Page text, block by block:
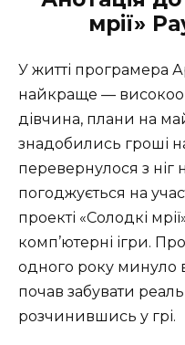
мрії»
У житті програмера
найкраще —
дівчина, плани на
знадобились гроші
перевернулося з ніг
погоджується на
проекті «Солодкі
комп’ютерні ігри.
одного року минуло
почав забувати
розчинившись у грі.